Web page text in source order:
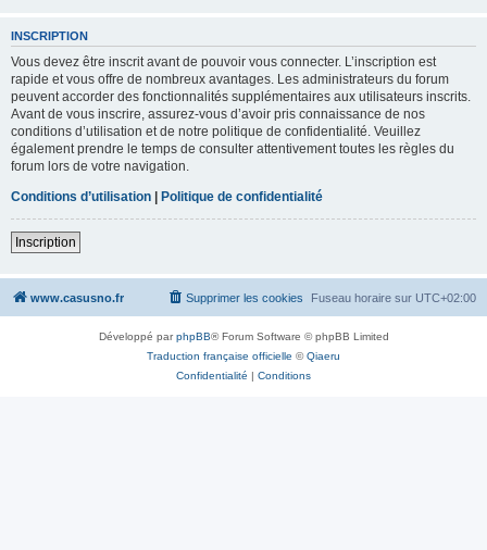
INSCRIPTION
Vous devez être inscrit avant de pouvoir vous connecter. L’inscription est
rapide et vous offre de nombreux avantages. Les administrateurs du forum
peuvent accorder des fonctionnalités supplémentaires aux utilisateurs inscrits.
Avant de vous inscrire, assurez-vous d’avoir pris connaissance de nos
conditions d’utilisation et de notre politique de confidentialité. Veuillez
également prendre le temps de consulter attentivement toutes les règles du
forum lors de votre navigation.
Conditions d’utilisation | Politique de confidentialité
Inscription
www.casusno.fr Fuseau horaire sur UTC+02:00
Supprimer les cookies
Développé parphpBB® Forum Software © phpBB Limited
Traduction française officielle ©Qiaeru
Confidentialité | Conditions